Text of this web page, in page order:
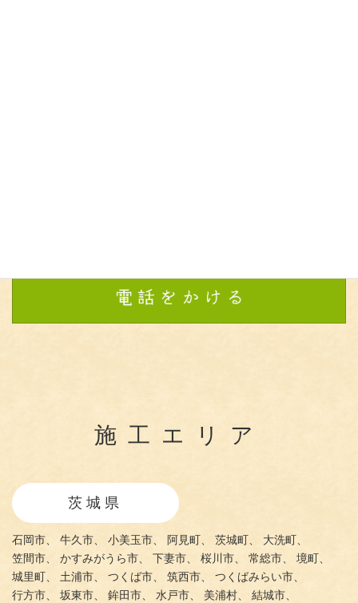
施工エリア
茨城県
石岡市、 牛久市、 小美玉市、 阿見町、 茨城町、
大洗町、
笠間市、
かすみがうら市、 下妻市、 桜川市、 常総市、
境町、
城里町、
土浦市、 つくば市、 筑西市、
つくばみらい市、
行方市、
坂東市、 鉾田市、 水戸市、 美浦村、
結城市、